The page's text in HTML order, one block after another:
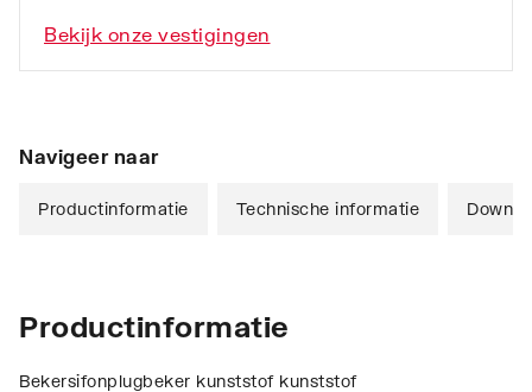
Bekijk onze vestigingen
Navigeer naar
Productinformatie Technische informatie
Productinformatie
Bekersifonplugbeker kunststof kunststof